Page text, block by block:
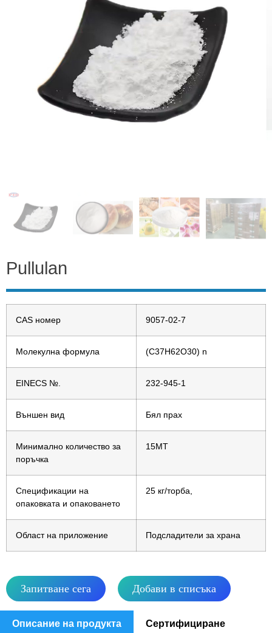
Pullulan
CAS номер 9057-02-7
Молекулна формула (C37H62O30) n
EINECS №. 232-945-1
Външен вид Бял прах
Минимално количество за
поръчка
15MT
Спецификации на
опаковката и опаковането
25 кг/торба,
Област на приложение Подсладители за храна
Запитване сега Добави в списъка
Описание на продукта Сертифициране